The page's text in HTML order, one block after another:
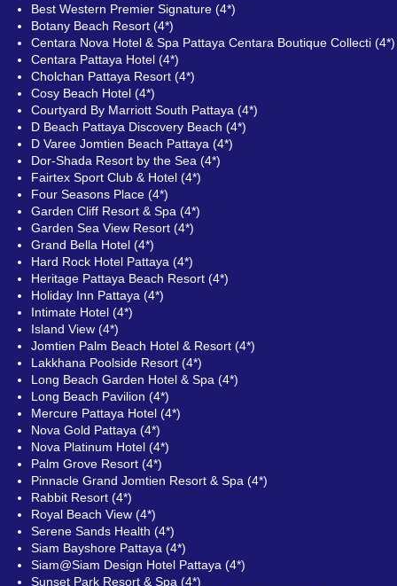
Best Western Premier Signature (4*)
Botany Beach Resort (4*)
Centara Nova Hotel & Spa Pattaya Centara Boutique Collecti (4*)
Centara Pattaya Hotel (4*)
Cholchan Pattaya Resort (4*)
Cosy Beach Hotel (4*)
Courtyard By Marriott South Pattaya (4*)
D Beach Pattaya Discovery Beach (4*)
D Varee Jomtien Beach Pattaya (4*)
Dor-Shada Resort by the Sea (4*)
Fairtex Sport Club & Hotel (4*)
Four Seasons Place (4*)
Garden Cliff Resort & Spa (4*)
Garden Sea View Resort (4*)
Grand Bella Hotel (4*)
Hard Rock Hotel Pattaya (4*)
Heritage Pattaya Beach Resort (4*)
Holiday Inn Pattaya (4*)
Intimate Hotel (4*)
Island View (4*)
Jomtien Palm Beach Hotel & Resort (4*)
Lakkhana Poolside Resort (4*)
Long Beach Garden Hotel & Spa (4*)
Long Beach Pavilion (4*)
Mercure Pattaya Hotel (4*)
Nova Gold Pattaya (4*)
Nova Platinum Hotel (4*)
Palm Grove Resort (4*)
Pinnacle Grand Jomtien Resort & Spa (4*)
Rabbit Resort (4*)
Royal Beach View (4*)
Serene Sands Health (4*)
Siam Bayshore Pattaya (4*)
Siam@Siam Design Hotel Pattaya (4*)
Sunset Park Resort & Spa (4*)